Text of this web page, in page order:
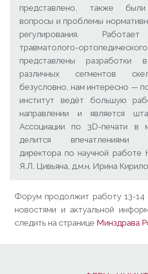
представлено, также
вопросы и проблемы
регулирования.
травматолого-
представлены разработки
различных сегментов
безусловно, нам интересно —
институт ведёт большую
направлении и является
Ассоциации по 3D-печати в
делится впечатлениями
директора по научной
Я.Л. Цивьяна, д.м.н. Ирина
Форум продолжит работу 13-14
новостями и актуальной
следить на странице Минздрава